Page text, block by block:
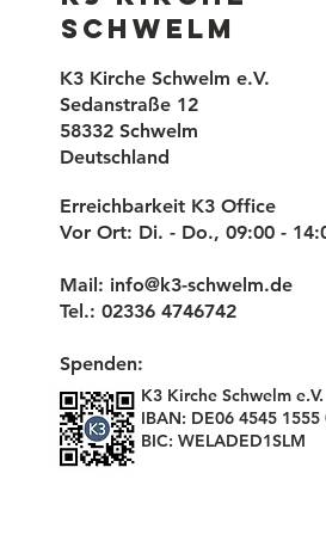
Schwelm
K3 Kirche Schwelm e.V.
Sedanstraße 12
58332 Schwelm
Deutschland
Erreichbarkeit K3 Office
Vor Ort: Di. - Do., 09:00 -
Mail: info@k3-schwelm.de
Tel.: 02336 4746742
Spenden:
K3 Kirche Schwelm e.V.
IBAN: DE06 4545 1555
BIC: WELADED1SLM